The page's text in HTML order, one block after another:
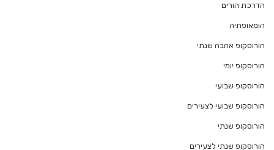
הדרכת הורים
הומאופתיה
הורוסקופ אהבה שנתי
הורוסקופ יומי
הורוסקופ שבועי
הורוסקופ שבועי לצעירים
הורוסקופ שנתי
הורוסקופ שנתי לצעירים